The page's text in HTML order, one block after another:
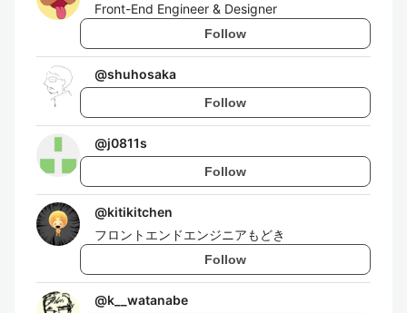
Front-End Engineer & Designer
Follow
@shuhosaka
Follow
@j0811s
Follow
@kitikitchen
フロントエンドエンジニアもどき
Follow
@k__watanabe